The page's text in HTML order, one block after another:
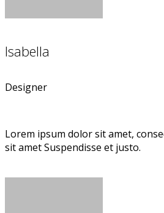
Isabella
Designer
Lorem ipsum dolor sit amet,
sit amet Suspendisse et justo.